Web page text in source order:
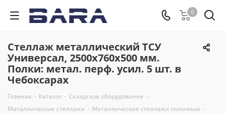
0
Стеллаж металлический ТСУ
Универсал, 2500x760x500 мм.
Полки: метал. перф. усил. 5 шт. в
Чебоксарах
Главная - Каталог - Складское оборудование -
Металлические стеллажи - Металлические стеллажи полочные -